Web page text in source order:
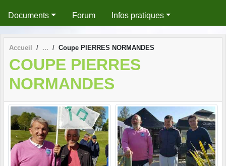
Documents Forum Infos pratiques
Accueil Coupe PIERRES NORMANDES
COUPE PIERRES
NORMANDES